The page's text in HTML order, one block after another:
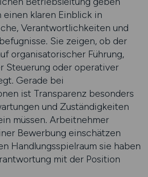
klaren Einblick in
Verantwortlichkeiten und
Sie zeigen, ob der
organisatorischer Führung,
Steuerung oder operativer
Gerade bei
ist Transparenz besonders
und Zuständigkeiten
müssen. Arbeitnehmer
Bewerbung einschätzen
Handlungsspielraum sie haben
mit der Position